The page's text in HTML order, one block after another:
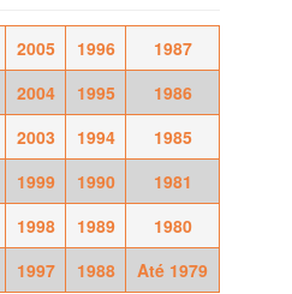
2005 1996
1987
2004 1995
1986
2003 1994
1985
1999 1990
1981
1998 1989
1980
1997 1988 Até 1979